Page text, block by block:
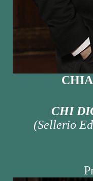
CHI
(Sellerio